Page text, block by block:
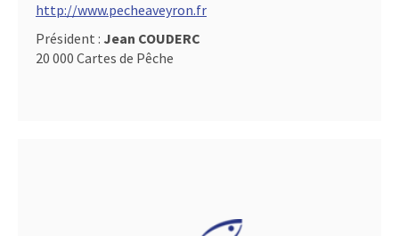
http://www.pecheaveyron.fr
Président : Jean COUDERC
20 000 Cartes de Pêche